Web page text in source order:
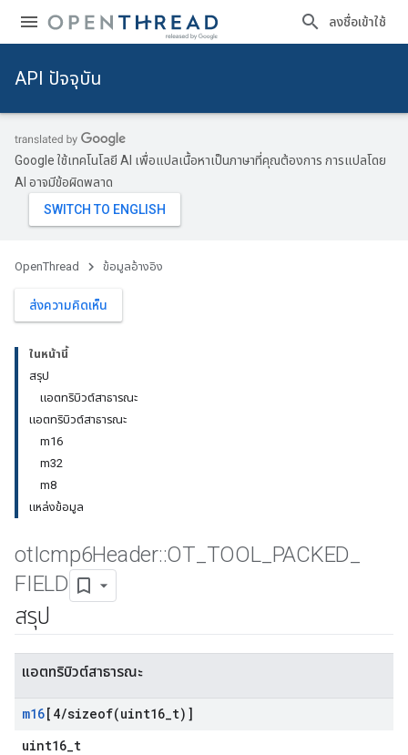
ลงชื่อเข้าใช้
API ปัจจุบัน
Google ใช้เทคโนโลยี AI เพื่อแปลเนื้อหาเป็นภาษาที่คุณต้องการ การแปลโดย
AI อาจมีข้อผิดพลาด
OpenThread ข้อมูลอ้างอิง
ส่งความคิดเห็น
ในหน้านี้
สรุป
แอตทริบิวต์สาธารณะ
แอตทริบิวต์สาธารณะ
m16
m32
m8
แหล่งข้อมูล
otIcmp6Header::OT TOOL_ PACKED
FIELD
สรุป
แอตทริบิวต์สาธารณะ
m16[4/sizeof(uint16 t)]
uint16_t